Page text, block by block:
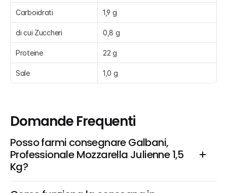
Carboidrati 1,9 g
di cui Zuccheri 0,8 g
Proteine 22 g
Sale 1,0 g
Domande Frequenti
Posso farmi consegnare Galbani,
Professionale Mozzarella Julienne 1,5
Kg?